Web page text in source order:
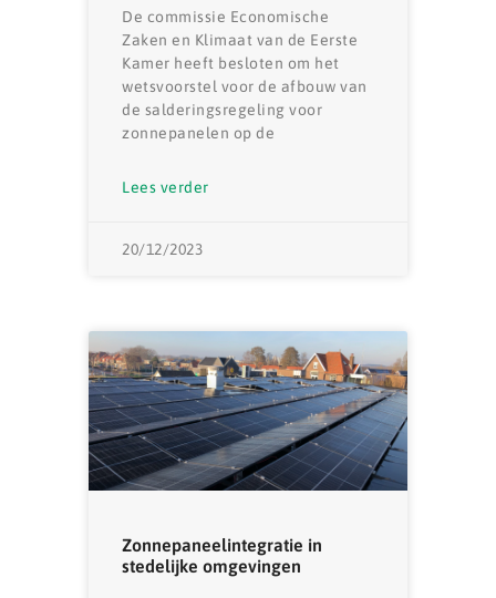
De commissie Economische
Zaken en Klimaat van de Eerste
Kamer heeft besloten om het
wetsvoorstel voor de afbouw van
de salderingsregeling voor
zonnepanelen op de
Lees verder
20/12/2023
Zonnepaneelintegratie in
stedelijke omgevingen